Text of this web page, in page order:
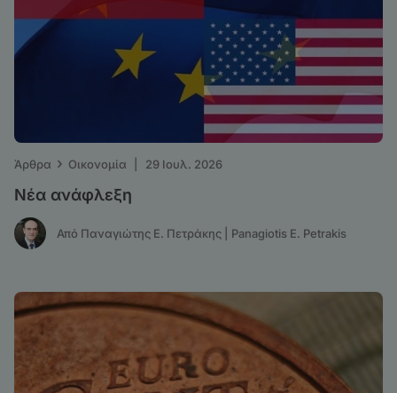
Άρθρα › Οικονομία 29 Ιουλ. 2026
Νέα ανάφλεξη
Από Παναγιώτης Ε. Πετράκης | Panagiotis E. Petrakis